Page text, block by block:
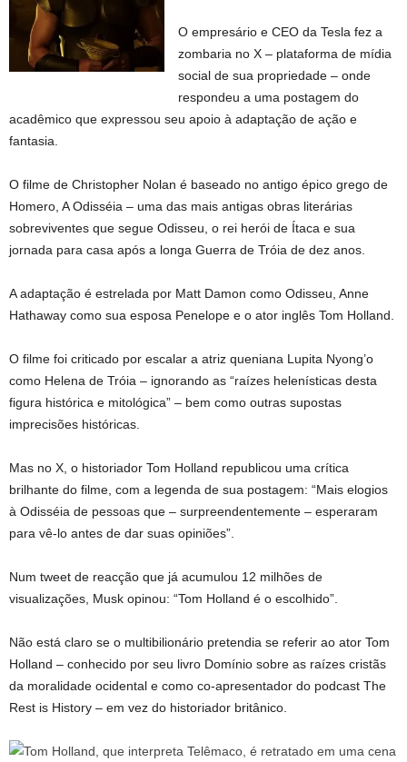
O empresário e CEO da Tesla fez a
zombaria no X – plataforma de mídia
social de sua propriedade – onde
respondeu a uma postagem do
acadêmico que expressou seu apoio à adaptação de ação e
fantasia.
O filme de Christopher Nolan é baseado no antigo épico grego de
Homero, A Odisséia – uma das mais antigas obras literárias
sobreviventes que segue Odisseu, o rei herói de Ítaca e sua
jornada para casa após a longa Guerra de Tróia de dez anos.
A adaptação é estrelada por Matt Damon como Odisseu, Anne
Hathaway como sua esposa Penelope e o ator inglês Tom Holland.
O filme foi criticado por escalar a atriz queniana Lupita Nyong’o
como Helena de Tróia – ignorando as “raízes helenísticas desta
figura histórica e mitológica” – bem como outras supostas
imprecisões históricas.
Mas no X, o historiador Tom Holland republicou uma crítica
brilhante do filme, com a legenda de sua postagem: “Mais elogios
à Odisséia de pessoas que – surpreendentemente – esperaram
para vê-lo antes de dar suas opiniões”.
Num tweet de reacção que já acumulou 12 milhões de
visualizações, Musk opinou: “Tom Holland é o escolhido”.
Não está claro se o multibilionário pretendia se referir ao ator Tom
Holland – conhecido por seu livro Domínio sobre as raízes cristãs
da moralidade ocidental e como co-apresentador do podcast The
Rest is History – em vez do historiador britânico.